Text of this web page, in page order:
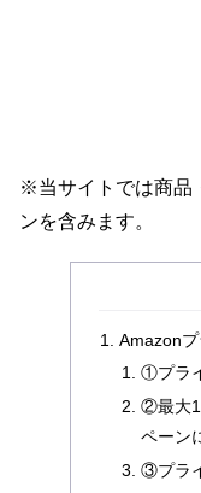
※当サイトでは商品
ンを含みます。
Amazon
①プラ
②最大
ペーン
③プラ